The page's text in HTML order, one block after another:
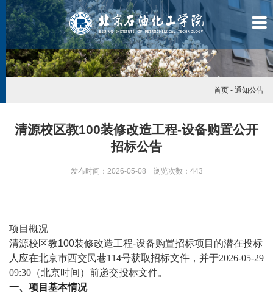
学
校
首页 - 通知公告
清源校区教100装修改造工程-设备购置公开
招标公告
发布时间：2026-05-08 浏览次数： 443
项目概况
清源校区教100装修改造工程-设备购置招标项目的潜在投标
人应在北京市西交民巷114号获取招标文件，并于2026-05-29
09:30（北京时间）前递交投标文件。
一、项目基本情况